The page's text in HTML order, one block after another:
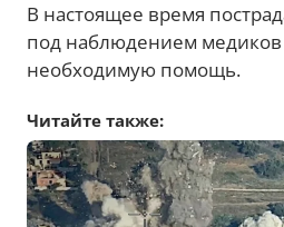
В настоящее время
под наблюдением медиков
необходимую помощь.
Читайте также: